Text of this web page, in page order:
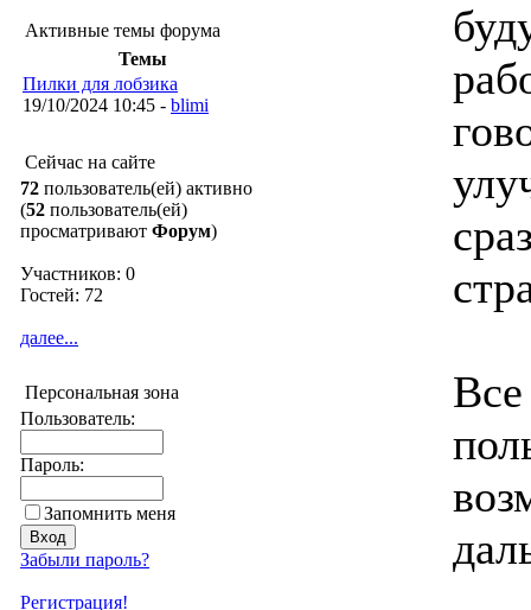
Активные темы форума
Темы
Пилки для лобзика
19/10/2024 10:45 - blimi
Сейчас на сайте
72 пользователь(ей) активно
(52 пользователь(ей)
просматривают Форум)
Участников: 0
Гостей: 72
далее...
Персональная зона
Пользователь:
Пароль:
Запомнить меня
Забыли пароль?
Регистрация!